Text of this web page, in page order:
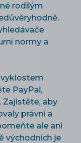
rodilým
normy a
PayPal,
Zajistěte, aby
právní a
ale ani
východních je